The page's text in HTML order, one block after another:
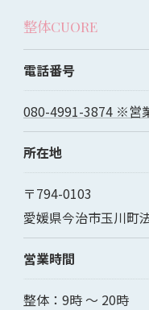
整体CUORE
電話番号
080-4991-3874 ※営
所在地
〒794-0103
愛媛県今治市玉川町
営業時間
整体：9時 〜 20時